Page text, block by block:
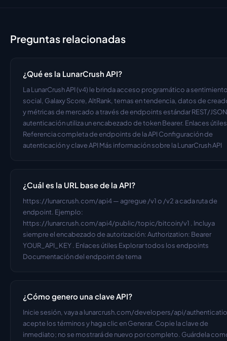
Preguntas relacionadas
¿Qué es la LunarCrush API?
La LunarCrush API (v4) le brinda acceso programático a
social, Galaxy Score, AltRank, temas en tendencia, datos de
y métricas de mercado a través de endpoints estándar REST/
autenticación utiliza un encabezado de token Bearer. Enlaces útiles
Referencia completa de endpoints de la API Configuración de
autenticación y clave API Más información sobre la LunarCrush API
¿Cuál es la URL base de la API?
https://lunarcrush.com/api4 — agregue /v1 o /v2 a cada ruta de
endpoint. Ejemplo:
https://lunarcrush.com/api4/public/topic/bitcoin/v1 . Incluya
siempre el encabezado de autorización: Authorization: Bearer
YOUR_API_KEY . Enlaces útiles Explorar todos los endpoints
Documentación del endpoint de tema
¿Cómo genero una clave API?
Inicie sesión, vaya a lunarcrush.com/developers/api/
acepte los términos y haga clic en Generar. Copie la clave de
inmediato; no se mostrará de nuevo por completo. Guárdela